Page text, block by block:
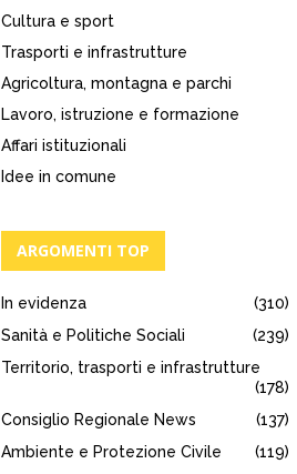
Cultura e sport
Trasporti e infrastrutture
Agricoltura, montagna e parchi
Lavoro, istruzione e formazione
Affari istituzionali
Idee in comune
ARGOMENTI TOP
In evidenza
(310)
Sanità e Politiche Sociali
(239)
Territorio, trasporti e infrastrutture
(178)
Consiglio Regionale News
(137)
Ambiente e Protezione Civile
(119)